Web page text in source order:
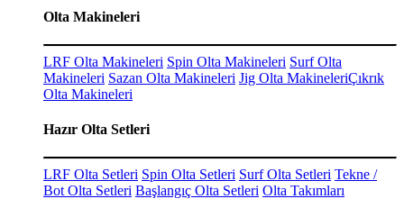
Olta Makineleri
LRF Olta Makineleri Spin Olta Makineleri Surf Olta
Makineleri Sazan Olta Makineleri Jig Olta MakineleriÇıkrık
Olta Makineleri
Hazır Olta Setleri
LRF Olta Setleri Spin Olta Setleri Surf Olta Setleri Tekne /
Bot Olta Setleri Başlangıç Olta Setleri Olta Takımları